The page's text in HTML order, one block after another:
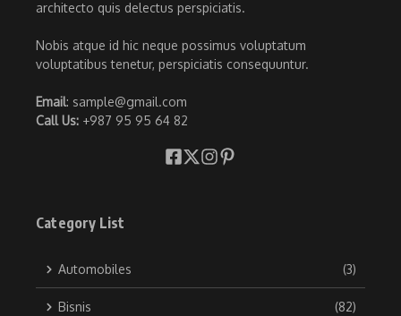
architecto quis delectus perspiciatis.
Nobis atque id hic neque possimus voluptatum
voluptatibus tenetur, perspiciatis consequuntur.
Email: sample@gmail.com
Call Us: +987 95 95 64 82
Category List
Automobiles (3)
Bisnis (82)